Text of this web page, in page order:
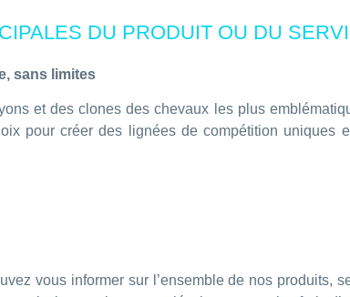
DU PRODUIT OU DU
sans limites
et des clones des chevaux les plus
pour créer des lignées de compétition uniques
vous informer sur l’ensemble de nos produits,